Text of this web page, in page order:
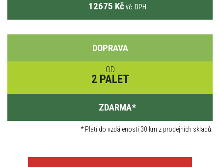
12675 Kč vč. DPH
DOPRAVA
OD
2 PALET
ZDARMA*
*Platí do vzdálenosti 30 km z prodejních skladů.